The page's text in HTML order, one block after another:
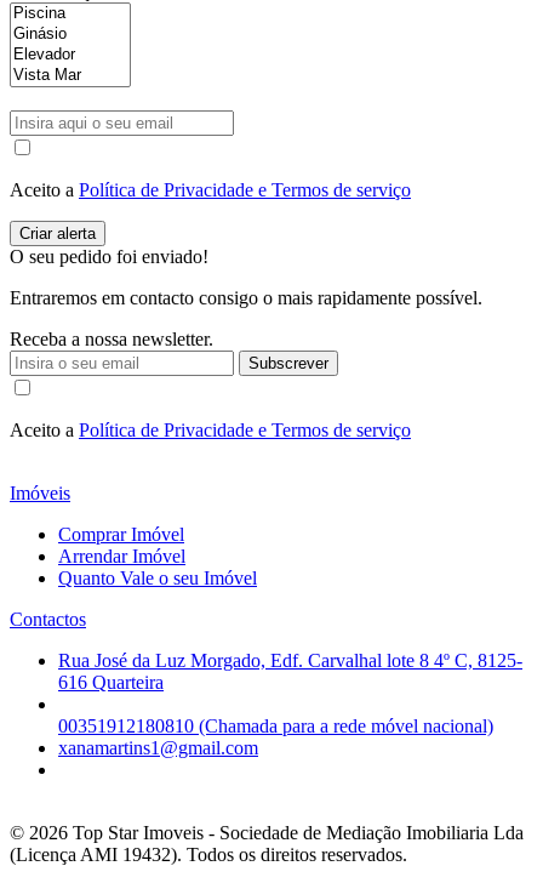
Aceito a Política de Privacidade e Termos de serviço
O seu pedido foi enviado!
Entraremos em contacto consigo o mais rapidamente possível.
Receba a nossa newsletter.
Subscrever
Aceito a Política de Privacidade e Termos de serviço
Imóveis
Comprar Imóvel
Arrendar Imóvel
Quanto Vale o seu Imóvel
Contactos
Rua José da Luz Morgado, Edf. Carvalhal lote 8 4º C, 8125-
616 Quarteira
00351912180810 (Chamada para a rede móvel nacional)
xanamartins1@gmail.com
© 2026 Top Star Imoveis - Sociedade de Mediação Imobiliaria Lda
(Licença AMI 19432). Todos os direitos reservados.